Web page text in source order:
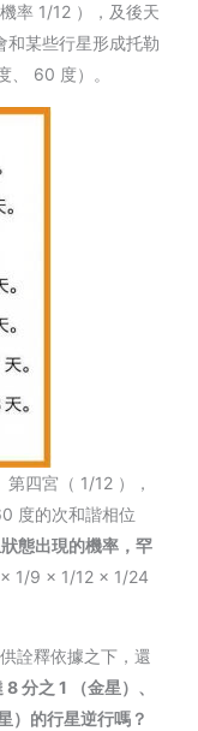
率 1/12 ），及後天
和某些行星形成托勒
、 60 度）。
四宮（ 1/12 ），
度的次和諧相位
態出現的機率，罕
× 1/9 × 1/12 × 1/24
詮釋依據之下，還
8分之1
（金星）、
）的行星逆行嗎？